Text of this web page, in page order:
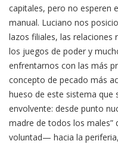
capitales, pero no esperen
manual. Luciano nos
lazos filiales, las
los juegos de poder y
enfrentarnos con las más
concepto de pecado más
hueso de este sistema que
envolvente: desde punto
madre de todos los males”
voluntad— hacia la